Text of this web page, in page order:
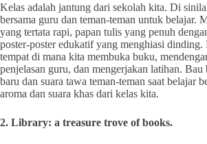
Kelas adalah jantung dari sekolah kita. Di
bersama guru dan teman-teman untuk belajar.
yang tertata rapi, papan tulis yang penuh
poster-poster edukatif yang menghiasi dinding.
tempat di mana kita membuka buku,
penjelasan guru, dan mengerjakan latihan.
baru dan suara tawa teman-teman saat belajar
aroma dan suara khas dari kelas kita.
2. Library: a treasure trove of books.